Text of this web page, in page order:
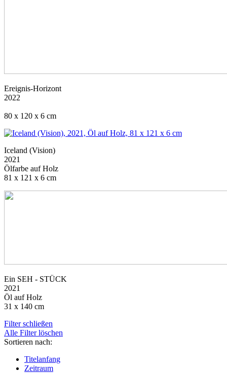
Ereignis-Horizont
2022
80 x 120 x 6 cm
Iceland (Vision)
2021
Ölfarbe auf Holz
81 x 121 x 6 cm
Ein SEH - STÜCK
2021
Öl auf Holz
31 x 140 cm
Filter schließen
Alle Filter löschen
Sortieren nach:
Titelanfang
Zeitraum